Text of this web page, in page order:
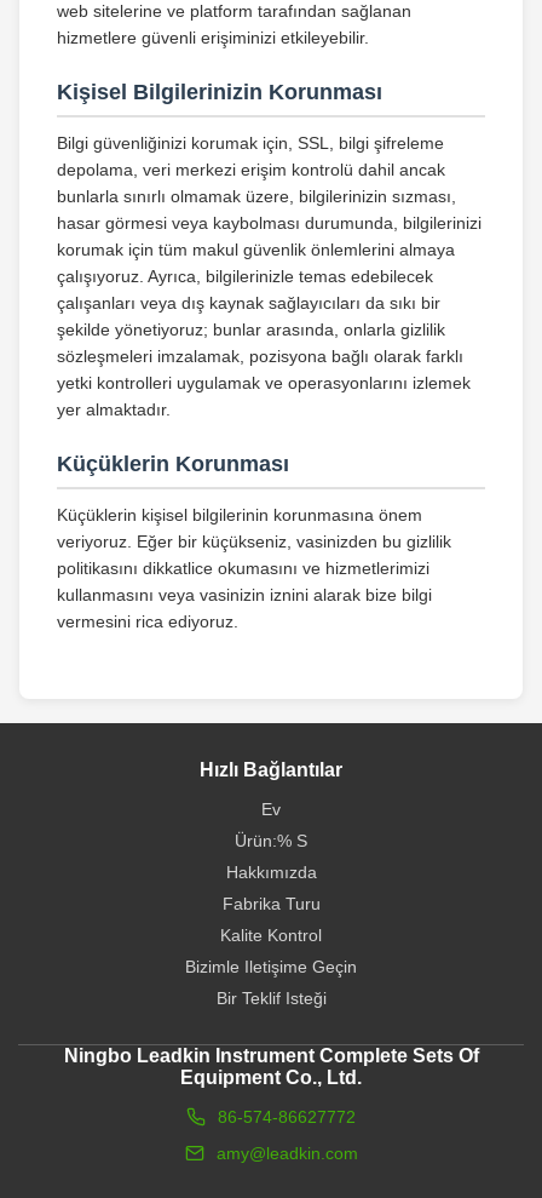
web sitelerine ve platform tarafından sağlanan
hizmetlere güvenli erişiminizi etkileyebilir.
Kişisel Bilgilerinizin Korunması
Bilgi güvenliğinizi korumak için, SSL, bilgi şifreleme
depolama, veri merkezi erişim kontrolü dahil ancak
bunlarla sınırlı olmamak üzere, bilgilerinizin sızması,
hasar görmesi veya kaybolması durumunda, bilgilerinizi
korumak için tüm makul güvenlik önlemlerini almaya
çalışıyoruz. Ayrıca, bilgilerinizle temas edebilecek
çalışanları veya dış kaynak sağlayıcıları da sıkı bir
şekilde yönetiyoruz; bunlar arasında, onlarla gizlilik
sözleşmeleri imzalamak, pozisyona bağlı olarak farklı
yetki kontrolleri uygulamak ve operasyonlarını izlemek
yer almaktadır.
Küçüklerin Korunması
Küçüklerin kişisel bilgilerinin korunmasına önem
veriyoruz. Eğer bir küçükseniz, vasinizden bu gizlilik
politikasını dikkatlice okumasını ve hizmetlerimizi
kullanmasını veya vasinizin iznini alarak bize bilgi
vermesini rica ediyoruz.
Hızlı Bağlantılar
Ev
Ürün:% S
Hakkımızda
Fabrika Turu
Kalite Kontrol
Bizimle Iletişime Geçin
Bir Teklif Isteği
Ningbo Leadkin Instrument Complete Sets Of
Equipment Co., Ltd.
86-574-86627772
amy@leadkin.com